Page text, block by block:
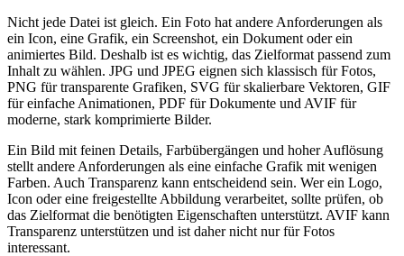
Nicht jede Datei ist gleich. Ein Foto hat andere Anforderungen als
ein Icon, eine Grafik, ein Screenshot, ein Dokument oder ein
animiertes Bild. Deshalb ist es wichtig, das Zielformat passend zum
Inhalt zu wählen. JPG und JPEG eignen sich klassisch für Fotos,
PNG für transparente Grafiken, SVG für skalierbare Vektoren, GIF
für einfache Animationen, PDF für Dokumente und AVIF für
moderne, stark komprimierte Bilder.
Ein Bild mit feinen Details, Farbübergängen und hoher Auflösung
stellt andere Anforderungen als eine einfache Grafik mit wenigen
Farben. Auch Transparenz kann entscheidend sein. Wer ein Logo,
Icon oder eine freigestellte Abbildung verarbeitet, sollte prüfen, ob
das Zielformat die benötigten Eigenschaften unterstützt. AVIF kann
Transparenz unterstützen und ist daher nicht nur für Fotos
interessant.